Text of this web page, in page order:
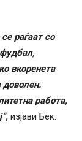
раѓаат со
вкоренета
доволен.
работа,
изјави Бек.